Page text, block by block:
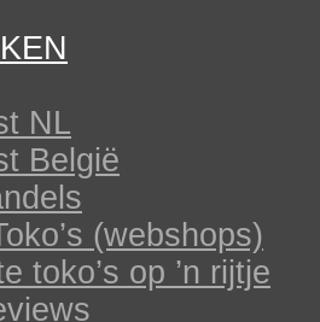
NL
België
(webshops)
toko’s op ’n rijtje